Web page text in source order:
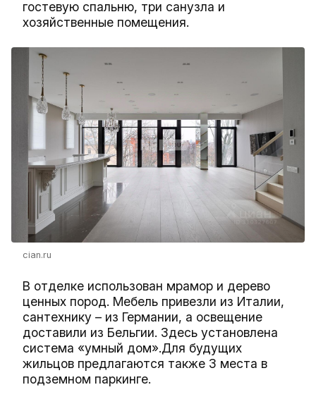
гостевую спальню, три санузла и
хозяйственные помещения.
cian.ru
В отделке использован мрамор и дерево
ценных пород. Мебель привезли из Италии,
сантехнику – из Германии, а освещение
доставили из Бельгии. Здесь установлена
система «умный дом».Для будущих
жильцов предлагаются также 3 места в
подземном паркинге.